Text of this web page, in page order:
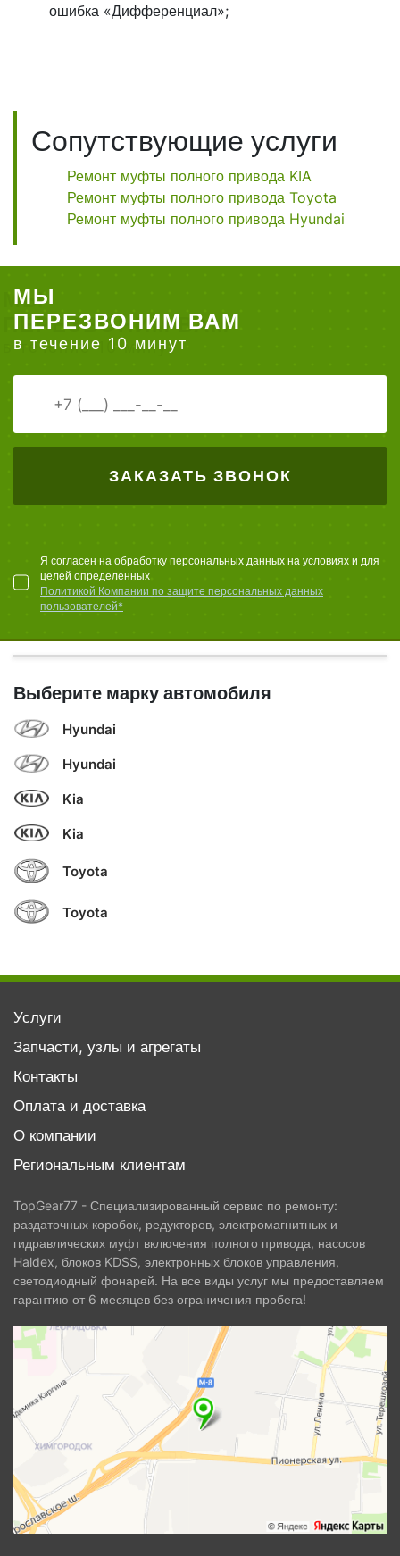
ошибка «Дифференциал»;
Сопутствующие услуги
Ремонт муфты полного привода KIA
Ремонт муфты полного привода Toyota
Ремонт муфты полного привода Hyundai
МЫ
ПЕРЕЗВОНИМ ВАМ
в течение 10 минут
ЗАКАЗАТЬ ЗВОНОК
Я согласен на обработку персональных данных на условиях и для
целей определенных
Политикой Компании по защите персональных данных
пользователей*
Выберите марку автомобиля
Hyundai
Hyundai
Kia
Kia
Toyota
Toyota
Услуги
Запчасти, узлы и агрегаты
Контакты
Оплата и доставка
О компании
Региональным клиентам
TopGear77 - Специализированный сервис по ремонту:
раздаточных коробок, редукторов, электромагнитных и
гидравлических муфт включения полного привода, насосов
Haldex, блоков KDSS, электронных блоков управления,
светодиодный фонарей. На все виды услуг мы предоставляем
гарантию от 6 месяцев без ограничения пробега!